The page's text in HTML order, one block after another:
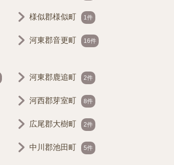
様似郡様似町 1件
河東郡音更町 16件
河東郡鹿追町 2件
河西郡芽室町 8件
広尾郡大樹町 2件
中川郡池田町 5件